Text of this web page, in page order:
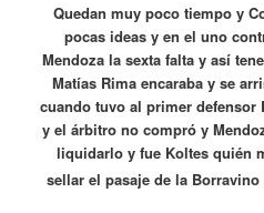
Quedan muy poco tiempo y
pocas ideas y en el uno
Mendoza la sexta falta y así
Matías Rima encaraba y se
cuando tuvo al primer defensor
y el árbitro no compró y
liquidarlo y fue Koltes quién
sellar el pasaje de la